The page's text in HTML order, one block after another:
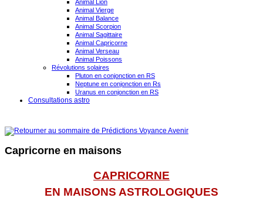
Animal Lion
Animal Vierge
Animal Balance
Animal Scorpion
Animal Sagittaire
Animal Capricorne
Animal Verseau
Animal Poissons
Révolutions solaires
Pluton en conjonction en RS
Neptune en conjonction en Rs
Uranus en conjonction en RS
Consultations astro
Capricorne en maisons
CAPRICORNE
EN MAISONS ASTROLOGIQUES